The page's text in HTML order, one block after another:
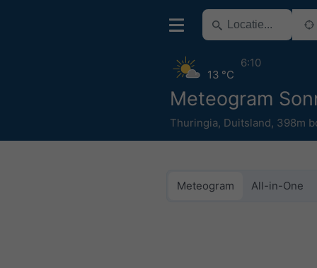
Meteogram
Thuringia, Duitsland, 398m
13 °C
6:10
Meteogram All-in-One